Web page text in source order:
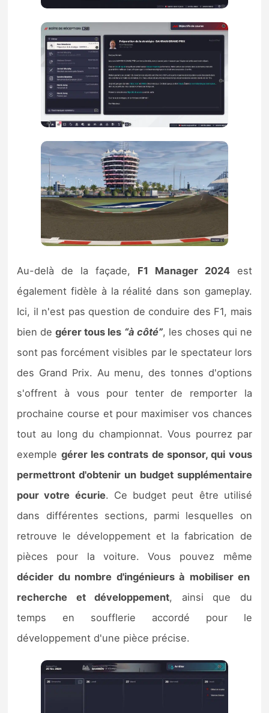
Au-delà de la façade, F1 Manager 2024est
également fidèle à la réalité dans son gameplay.
Ici, il n'est pas question de conduire des F1, mais
bien degérer tous les “à côté”, les choses qui ne
sont pas forcément visibles par le spectateur lors
des Grand Prix. Au menu, des tonnes d'options
s'offrent à vous pour tenter de remporter la
prochaine course et pour maximiser vos chances
tout au long du championnat. Vous pourrez par
exemple gérer les contrats de sponsor, qui vous
permettront d'obtenir un budget supplémentaire
pour votre écurie. Ce budget peut être utilisé
dans différentes sections, parmi lesquelles on
retrouve le développement et la fabrication de
pièces pour la voiture. Vous pouvez même
décider du nombre d'ingénieurs à mobiliser en
recherche et développement, ainsi que du
temps en soufflerie accordé pour le
développement d'une pièce précise.